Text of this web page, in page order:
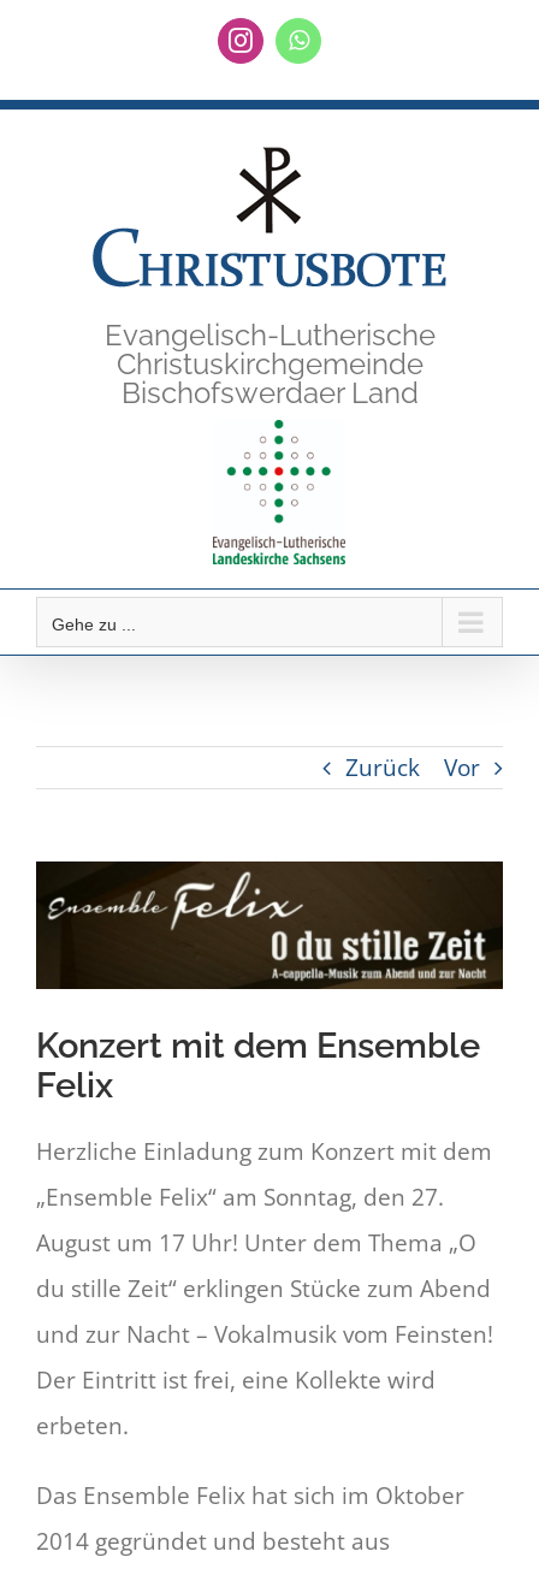
springen
InstagramWhatsApp
Evangelisch-Lutherische
Christuskirchgemeinde
Bischofswerdaer Land
Gehe zu ...
Zurück Vor
grösseres
Konzert mit dem Ensemble
Felix
Herzliche Einladung zum Konzert mit dem
„Ensemble Felix“ am Sonntag, den 27.
August um 17 Uhr! Unter dem Thema „O
du stille Zeit“ erklingen Stücke zum Abend
und zur Nacht – Vokalmusik vom Feinsten!
Der Eintritt ist frei, eine Kollekte wird
erbeten.
Das Ensemble Felix hat sich im Oktober
2014 gegründet und besteht aus